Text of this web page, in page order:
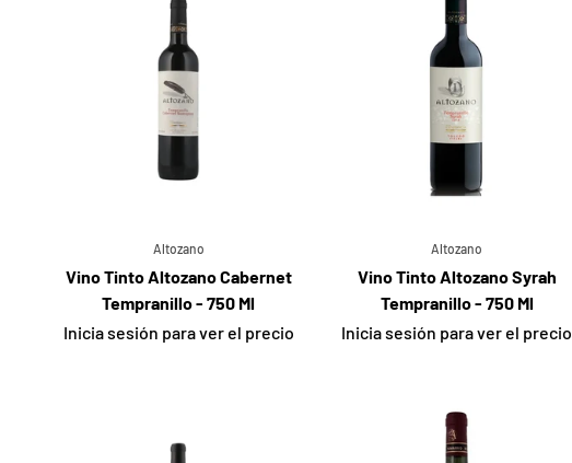
Altozano
Vino Tinto Altozano Cabernet
Tempranillo - 750 Ml
Inicia sesión para ver el precio
Altozano
Vino Tinto Altozano Syrah
Tempranillo - 750 Ml
Inicia sesión para ver el precio